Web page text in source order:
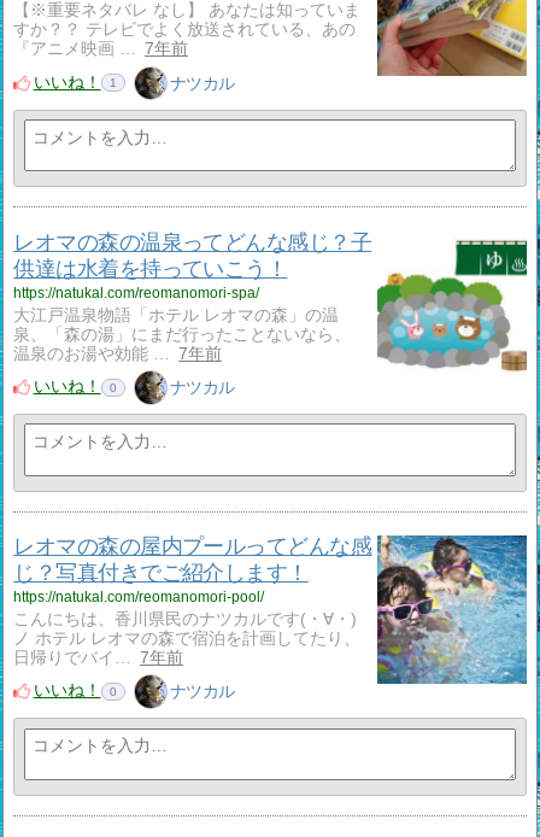
【※重要ネタバレ なし】 あなたは知っていま
すか？？ テレビでよく放送されている、あの
『アニメ映画 …
7年前
いいね！
1 ナツカル
レオマの森の温泉ってどんな感じ？子
供達は水着を持っていこう！
https://natukal.com/reomanomori-spa/
大江戸温泉物語「ホテル レオマの森」の温
泉、「森の湯」にまだ行ったことないなら、
温泉のお湯や効能 …
7年前
いいね！
0 ナツカル
レオマの森の屋内プールってどんな感
じ？写真付きでご紹介します！
https://natukal.com/reomanomori-pool/
こんにちは、香川県民のナツカルです(・∀・)
ノ ホテル レオマの森で宿泊を計画してたり、
日帰りでバイ…
7年前
いいね！
0 ナツカル